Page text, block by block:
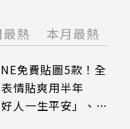
熱 本月最熱
免費貼圖5款！全
情貼爽用半年
好人一生平安」、